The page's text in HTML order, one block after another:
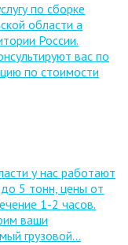
по сборке
области а
России.
вас по
по стоимости
у нас работают
5 тонн, цены от
1-2 часов.
ваши
грузовой...